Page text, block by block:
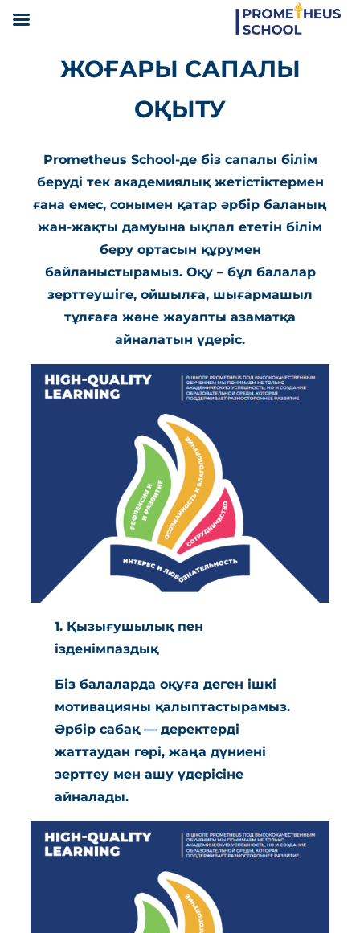
ЖОҒАРЫ САПАЛЫ
ОҚЫТУ
Prometheus School-де біз сапалы білім
беруді тек академиялық жетістіктермен
ғана емес, сонымен қатар әрбір баланың
жан-жақты дамуына ықпал ететін білім
беру ортасын құрумен
байланыстырамыз. Оқу – бұл балалар
зерттеушіге, ойшылға, шығармашыл
тұлғаға және жауапты азаматқа
айналатын үдеріс.
1. Қызығушылық пен
ізденімпаздық
Біз балаларда оқуға деген ішкі
мотивацияны қалыптастырамыз.
Әрбір сабақ — деректерді
жаттаудан гөрі, жаңа дүниені
зерттеу мен ашу үдерісіне
айналады.